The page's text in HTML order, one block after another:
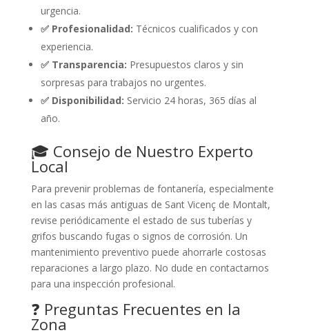
urgencia.
✅ Profesionalidad: Técnicos cualificados y con
experiencia.
✅ Transparencia: Presupuestos claros y sin
sorpresas para trabajos no urgentes.
✅ Disponibilidad: Servicio 24 horas, 365 días al
año.
🎓 Consejo de Nuestro Experto
Local
Para prevenir problemas de fontanería, especialmente
en las casas más antiguas de Sant Vicenç de Montalt,
revise periódicamente el estado de sus tuberías y
grifos buscando fugas o signos de corrosión. Un
mantenimiento preventivo puede ahorrarle costosas
reparaciones a largo plazo. No dude en contactarnos
para una inspección profesional.
❓ Preguntas Frecuentes en la
Zona